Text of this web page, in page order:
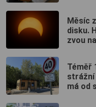
Měsíc
disku.
zvou
Téměř
strážní
má od